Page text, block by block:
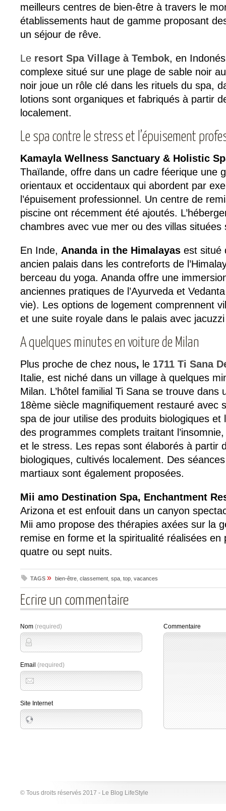
meilleurs centres de bien-être à travers le
établissements haut de gamme proposant
un séjour de rêve.
Le resort Spa Village à Tembok, en
complexe situé sur une plage de sable noir
noir joue un rôle clé dans les rituels du spa,
lotions sont organiques et fabriqués à partir
localement.
Le spa contre le stress et l’épuisement
Kamayla Wellness Sanctuary & Holistic
Thaïlande, offre dans un cadre féerique une
orientaux et occidentaux qui abordent par
l’épuisement professionnel. Un centre de
piscine ont récemment été ajoutés.
chambres avec vue mer ou des villas situées
En Inde, Ananda in the Himalayas est situé
ancien palais dans les contreforts de
berceau du yoga. Ananda offre une
anciennes pratiques de l’Ayurveda et
vie). Les options de logement comprennent
et une suite royale dans le palais avec
A quelques minutes en voiture de Milan
Plus proche de chez nous, le 1711 Ti Sana
Italie, est niché dans un village à quelques
Milan. L’hôtel familial Ti Sana se trouve dans
18ème siècle magnifiquement restauré avec
spa de jour utilise des produits biologiques et
des programmes complets traitant
et le stress. Les repas sont élaborés à partir
biologiques, cultivés localement. Des
martiaux sont également proposées.
Mii amo Destination Spa, Enchantment
Arizona et est enfouit dans un canyon
Mii amo propose des thérapies axées sur la
remise en forme et la spiritualité réalisées en
quatre ou sept nuits.
TAGS » bien-être classement spa top vacances
Ecrire un commentaire
Nom (required)
Email (required)
Site Internet
Commentaire
© Tous droits réservés 2017 - Le Blog LifeStyle